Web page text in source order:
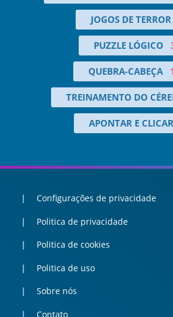
JOGOS DE TERROR
PUZZLE LÓGICO
QUEBRA-CABEÇA
TREINAMENTO DO
APONTAR E CLICAR
Configurações de privacidade
Politica de privacidade
Politica de cookies
Politica de uso
Sobre nós
Contato